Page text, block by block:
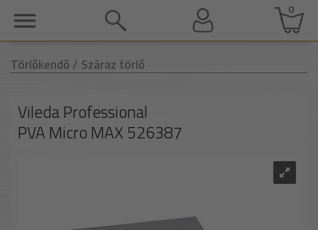
0
Törlőkendő / Száraz törlő
Vileda Professional
PVA Micro MAX 526387